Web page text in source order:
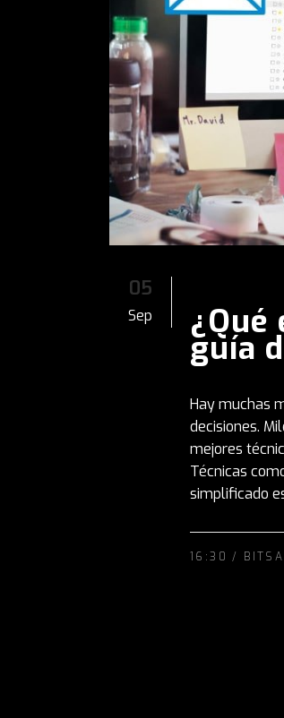
05
Sep
guía
Hay muchas
decisiones.
mejores
Técnicas
simplificado
16:30 / BITSA